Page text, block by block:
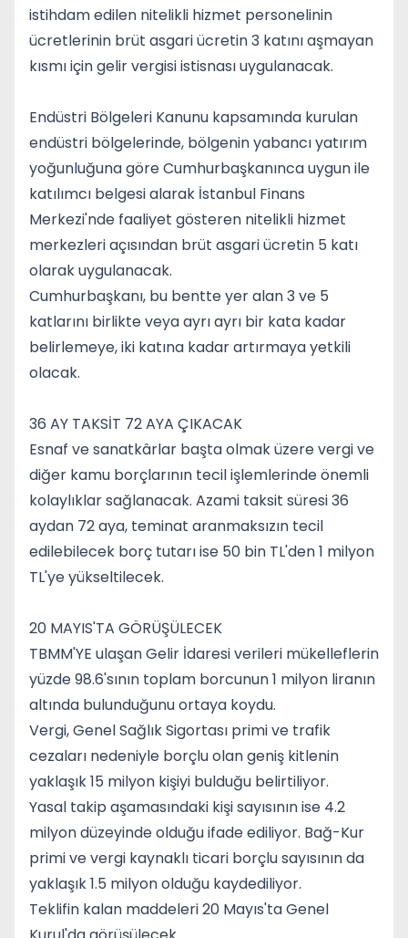
istihdam edilen nitelikli hizmet personelinin
ücretlerinin brüt asgari ücretin 3 katını aşmayan
kısmı için gelir vergisi istisnası uygulanacak.
Endüstri Bölgeleri Kanunu kapsamında kurulan
endüstri bölgelerinde, bölgenin yabancı yatırım
yoğunluğuna göre Cumhurbaşkanınca uygun ile
katılımcı belgesi alarak İstanbul Finans
Merkezi'nde faaliyet gösteren nitelikli hizmet
merkezleri açısından brüt asgari ücretin 5 katı
olarak uygulanacak.
Cumhurbaşkanı, bu bentte yer alan 3 ve 5
katlarını birlikte veya ayrı ayrı bir kata kadar
belirlemeye, iki katına kadar artırmaya yetkili
olacak.
36 AY TAKSİT 72 AYA ÇIKACAK
Esnaf ve sanatkârlar başta olmak üzere vergi ve
diğer kamu borçlarının tecil işlemlerinde önemli
kolaylıklar sağlanacak. Azami taksit süresi 36
aydan 72 aya, teminat aranmaksızın tecil
edilebilecek borç tutarı ise 50 bin TL'den 1 milyon
TL'ye yükseltilecek.
20 MAYIS'TA GÖRÜŞÜLECEK
TBMM'YE ulaşan Gelir İdaresi verileri mükelleflerin
yüzde 98.6'sının toplam borcunun 1 milyon liranın
altında bulunduğunu ortaya koydu.
Vergi, Genel Sağlık Sigortası primi ve trafik
cezaları nedeniyle borçlu olan geniş kitlenin
yaklaşık 15 milyon kişiyi bulduğu belirtiliyor.
Yasal takip aşamasındaki kişi sayısının ise 4.2
milyon düzeyinde olduğu ifade ediliyor. Bağ-Kur
primi ve vergi kaynaklı ticari borçlu sayısının da
yaklaşık 1.5 milyon olduğu kaydediliyor.
Teklifin kalan maddeleri 20 Mayıs'ta Genel